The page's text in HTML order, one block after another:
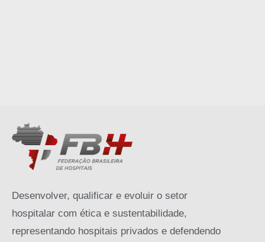
Desenvolver, qualificar e evoluir o setor
hospitalar com ética e sustentabilidade,
representando hospitais privados e defendendo